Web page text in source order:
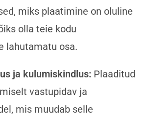
miks plaatimine on oluline
olla teie kodu
lahutamatu osa.
ja kulumiskindlus: Plaaditud
vastupidav ja
mis muudab selle